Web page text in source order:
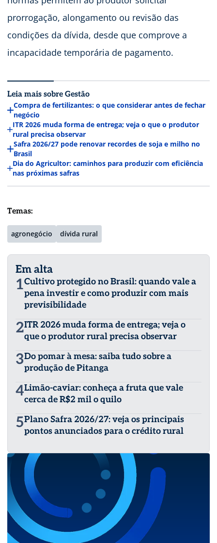
prorrogação, alongamento ou revisão das
condições da dívida, desde que comprove a
incapacidade temporária de pagamento.
Leia mais sobre Gestão
Compra de fertilizantes: o que considerar antes de fechar
negócio
ITR 2026 muda forma de entrega; veja o que o produtor
rural precisa observar
Safra 2026/27 pode renovar recordes de soja e milho no
Brasil
Dia do Agricultor: caminhos para produzir com eficiência
nas próximas safras
Temas:
agronegócio dívida rural
Em alta
1Cultivo protegido no Brasil: quando vale a
pena investir e como produzir com mais
previsibilidade
2ITR 2026 muda forma de entrega; veja o
que o produtor rural precisa observar
3Do pomar à mesa: saiba tudo sobre a
produção de Pitanga
4Limão-caviar: conheça a fruta que vale
cerca de R$2 mil o quilo
5Plano Safra 2026/27: veja os principais
pontos anunciados para o crédito rural